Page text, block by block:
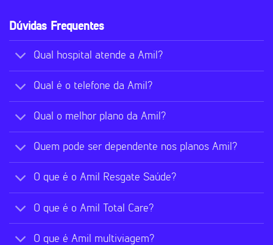
Dúvidas Frequentes
Qual hospital atende a Amil?
Qual é o telefone da Amil?
Qual o melhor plano da Amil?
Quem pode ser dependente nos planos Amil?
O que é o Amil Resgate Saúde?
O que é o Amil Total Care?
O que é Amil multiviagem?